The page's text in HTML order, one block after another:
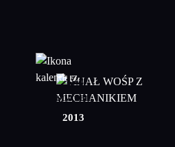
14
styczeń
2013